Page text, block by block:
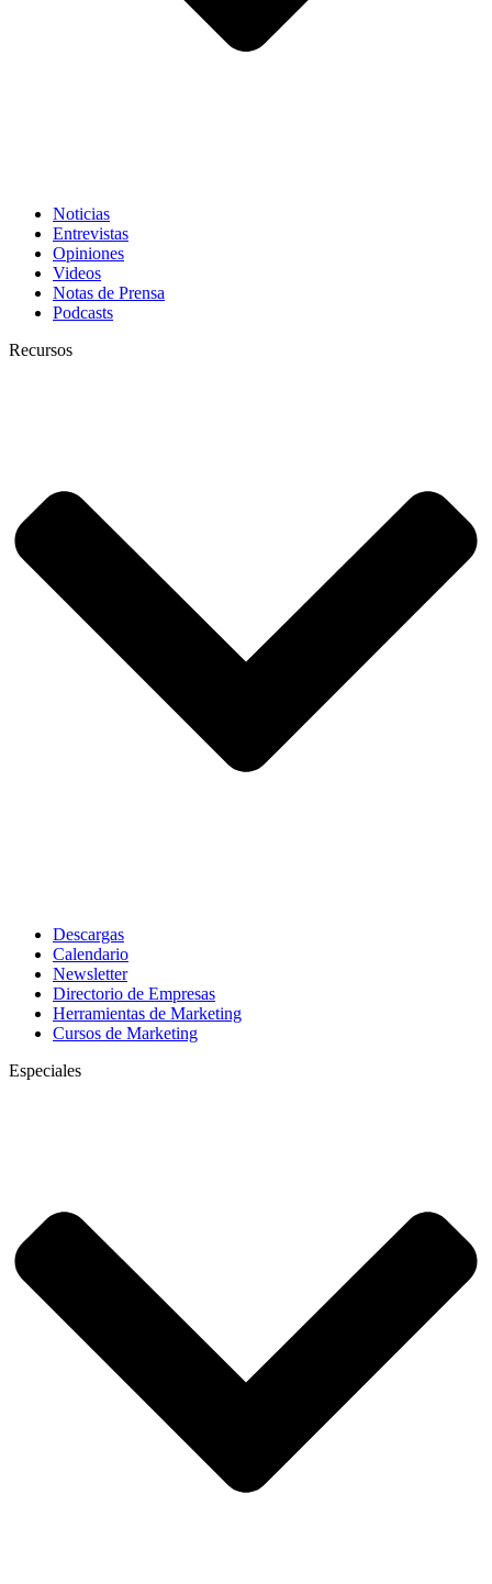
Noticias
Entrevistas
Opiniones
Videos
Notas de Prensa
Podcasts
Recursos
Descargas
Calendario
Newsletter
Directorio de Empresas
Herramientas de Marketing
Cursos de Marketing
Especiales